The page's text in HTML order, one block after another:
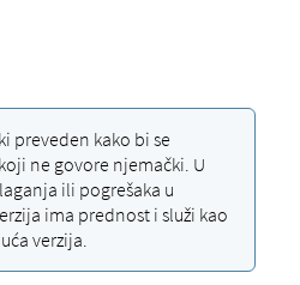
preveden kako bi se
ne govore njemački. U
ili pogrešaka u
ima prednost i služi kao
verzija.